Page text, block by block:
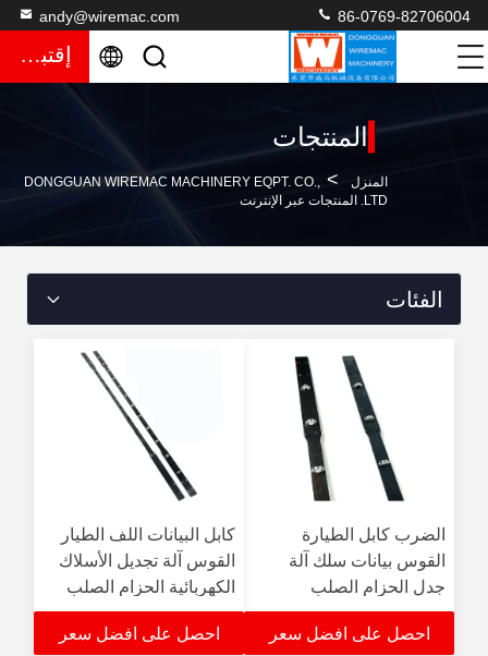
andy@wiremac.com 86-0769-82706004
إقتباس
المنتجات
المنزل >
DONGGUAN WIREMAC MACHINERY EQPT. CO.,
LTD. المنتجات عبر الإنترنت
الفئات
الضرب كابل الطيارة
القوس بيانات سلك آلة
جدل الحزام الصلب
احصل على افضل سعر
كابل البيانات اللف الطيار
القوس آلة تجديل الأسلاك
الكهربائية الحزام الصلب
احصل على افضل سعر